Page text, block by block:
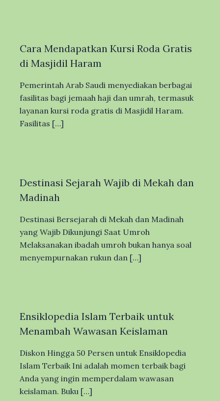
Cara Mendapatkan Kursi Roda Gratis
di Masjidil Haram
Pemerintah Arab Saudi menyediakan berbagai
fasilitas bagi jemaah haji dan umrah, termasuk
layanan kursi roda gratis di Masjidil Haram.
Fasilitas […]
Destinasi Sejarah Wajib di Mekah dan
Madinah
Destinasi Bersejarah di Mekah dan Madinah
yang Wajib Dikunjungi Saat Umroh
Melaksanakan ibadah umroh bukan hanya soal
menyempurnakan rukun dan […]
Ensiklopedia Islam Terbaik untuk
Menambah Wawasan Keislaman
Diskon Hingga 50 Persen untuk Ensiklopedia
Islam Terbaik Ini adalah momen terbaik bagi
Anda yang ingin memperdalam wawasan
keislaman. Buku […]